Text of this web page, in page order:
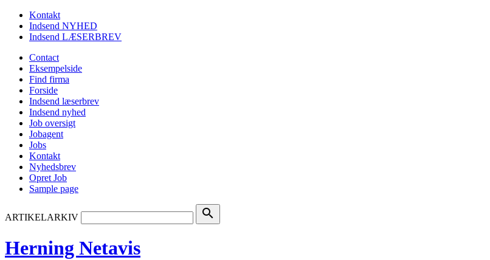
Kontakt
Indsend NYHED
Indsend LÆSERBREV
Contact
Eksempelside
Find firma
Forside
Indsend læserbrev
Indsend nyhed
Job oversigt
Jobagent
Jobs
Kontakt
Nyhedsbrev
Opret Job
Sample page
ARTIKELARKIV search
Herning Netavis